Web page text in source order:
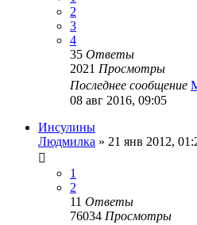
2
3
4
35 Ответы
2021 Просмотры
Последнее сообщение
08 авг 2016, 09:05
Инсулины
Людмилка » 21 янв 2012,
1
2
11 Ответы
76034 Просмотры